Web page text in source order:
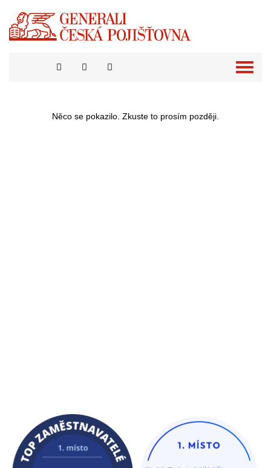
Něco se pokazilo. Zkuste to prosím později.